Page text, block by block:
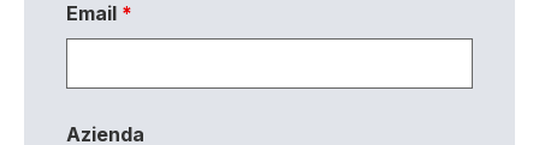
Email *
Azienda